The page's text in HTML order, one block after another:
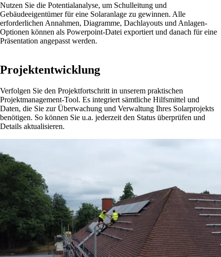
Nutzen Sie die Potentialanalyse, um Schulleitung und
Gebäudeeigentümer für eine Solaranlage zu gewinnen. Alle
erforderlichen Annahmen, Diagramme, Dachlayouts und Anlagen-
Optionen können als Powerpoint-Datei exportiert und danach für eine
Präsentation angepasst werden.
Projektentwicklung
Verfolgen Sie den Projektfortschritt in unserem praktischen
Projektmanagement-Tool. Es integriert sämtliche Hilfsmittel und
Daten, die Sie zur Überwachung und Verwaltung Ihres Solarprojekts
benötigen. So können Sie u.a. jederzeit den Status überprüfen und
Details aktualisieren.